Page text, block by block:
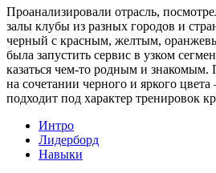
Проанализировали отрасль,
залы клубы из разных городов и
черный с красным, желтым,
была запустить сервис в узком
казаться чем-то родным и знакомым.
на сочетании черного и яркого
подходит под характер тренировок
Интро
Лидерборд
Навыки